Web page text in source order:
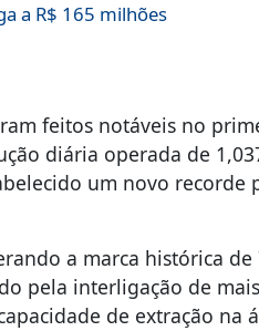
a R$ 165 milhões
feitos notáveis no
diária operada de
um novo recorde
a marca histórica
pela interligação de
de extração na